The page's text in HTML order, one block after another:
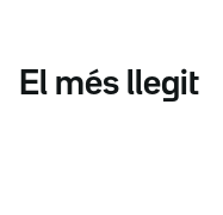
El més llegit